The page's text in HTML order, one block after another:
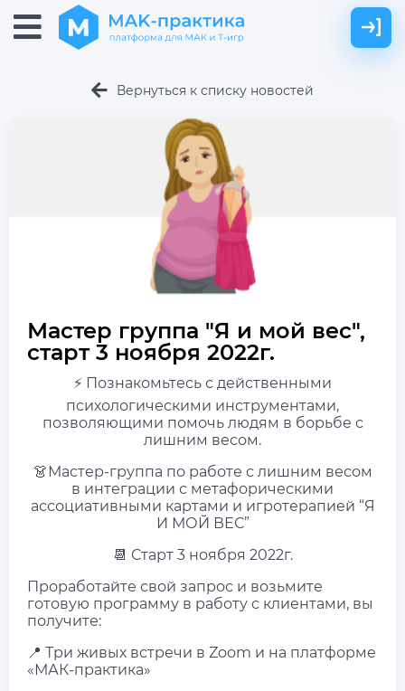
Вернуться к списку новостей
Мастер группа "Я и мой вес",
старт 3 ноября 2022г.
⚡ Познакомьтесь с действенными
психологическими инструментами,
позволяющими помочь людям в борьбе с
лишним весом.
👗Мастер-группа по работе с лишним весом
в интеграции с метафорическими
ассоциативными картами и игротерапией “Я
И МОЙ ВЕС”
📆 Старт 3 ноября 2022г.
Проработайте свой запрос и возьмите
готовую программу в работу с клиентами, вы
получите:
📍 Три живых встречи в Zoom и на платформе
«МАК-практика»